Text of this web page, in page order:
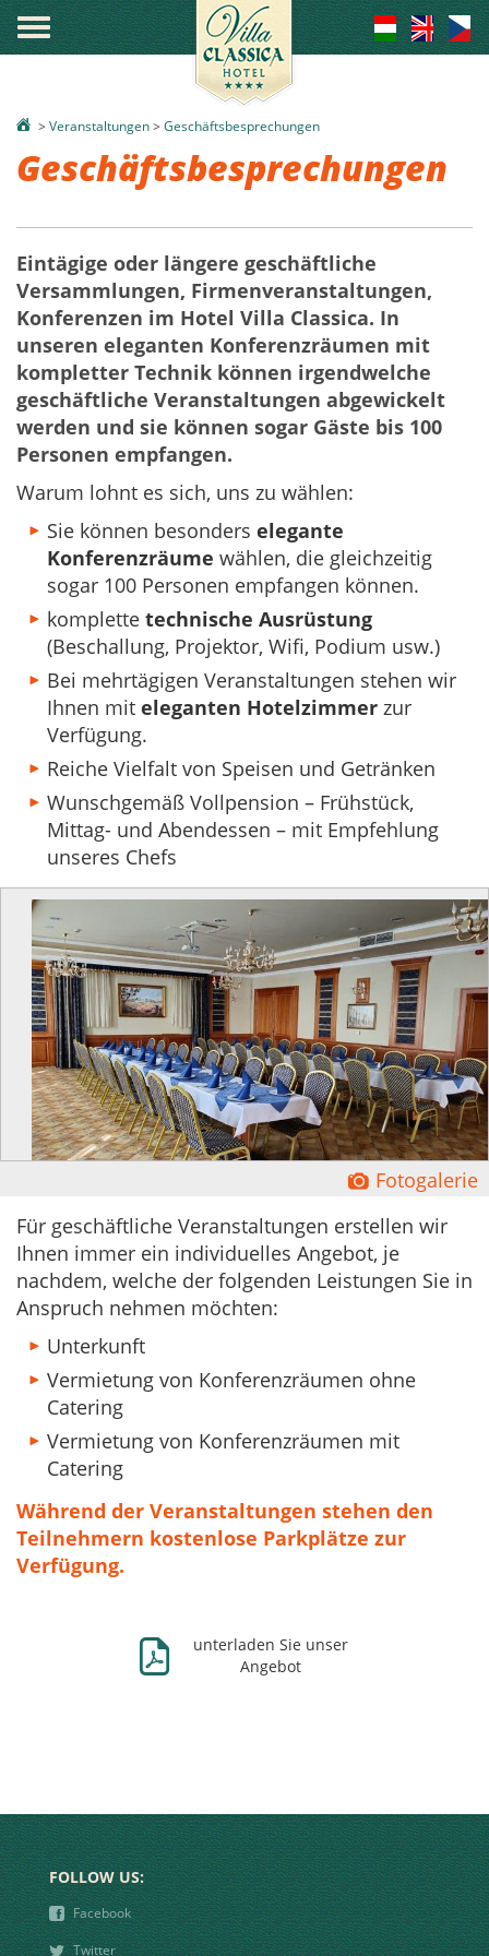
° > Veranstaltungen> Geschäftsbesprechungen
Geschäftsbesprechungen
Eintägige oder längere geschäftliche
Versammlungen, Firmenveranstaltungen,
Konferenzen im Hotel Villa Classica. In
unseren eleganten Konferenzräumen mit
kompletter Technik können irgendwelche
geschäftliche Veranstaltungen abgewickelt
werden und sie können sogar Gäste bis 100
Personen empfangen.
Warum lohnt es sich, uns zu wählen:
Sie können besonders elegante
Konferenzräume wählen, die gleichzeitig
sogar 100 Personen empfangen können.
komplette technische Ausrüstung
(Beschallung, Projektor, Wifi, Podium usw.)
Bei mehrtägigen Veranstaltungen stehen wir
Ihnen mit eleganten Hotelzimmer zur
Verfügung.
Reiche Vielfalt von Speisen und Getränken
Wunschgemäß Vollpension – Frühstück,
Mittag- und Abendessen – mit Empfehlung
unseres Chefs
Ĕ Fotogalerie
Für geschäftliche Veranstaltungen erstellen wir
Ihnen immer ein individuelles Angebot, je
nachdem, welche der folgenden Leistungen Sie in
Anspruch nehmen möchten:
Unterkunft
Vermietung von Konferenzräumen ohne
Catering
Vermietung von Konferenzräumen mit
Catering
Während der Veranstaltungen stehen den
Teilnehmern kostenlose Parkplätze zur
Verfügung.
Ж
unterladen Sie unser
Angebot
FOLLOW US:
❾ Facebook
❿ Twitter